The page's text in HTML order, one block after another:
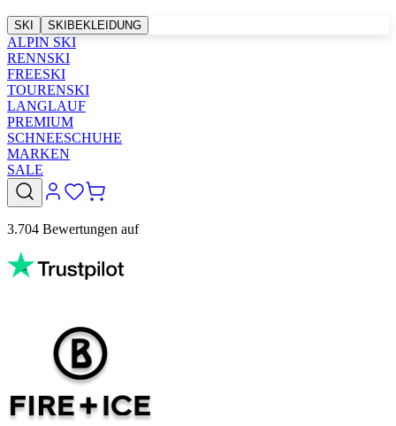
SKI SKIBEKLEIDUNG
ALPIN SKI
RENNSKI
FREESKI
TOURENSKI
LANGLAUF
PREMIUM
SCHNEESCHUHE
MARKEN
SALE
3.704 Bewertungen auf